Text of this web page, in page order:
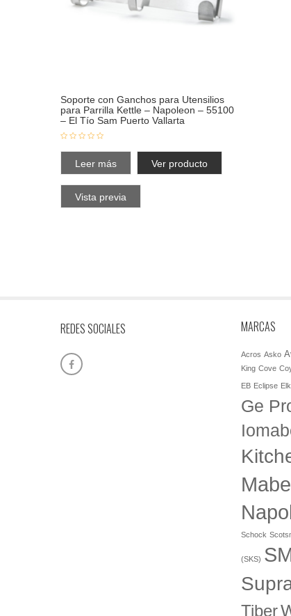
Soporte con Ganchos para Utensilios
para Parrilla Kettle – Napoleon – 55100
– El Tío Sam Puerto Vallarta
Leer más Ver producto
Vista previa
REDES SOCIALES MARCAS
Acros Asko
King Cove
EB Eclipse
Ge
Mabe
Schock
(SKS)
Tiber